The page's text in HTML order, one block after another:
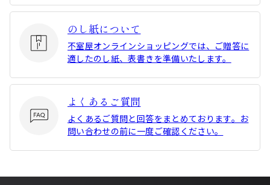
のし紙について
不室屋オンラインショッピングでは、ご贈答に
適したのし紙、表書きを準備いたします。
よくあるご質問
よくあるご質問と回答をまとめております。お
問い合わせの前に一度ご確認ください。